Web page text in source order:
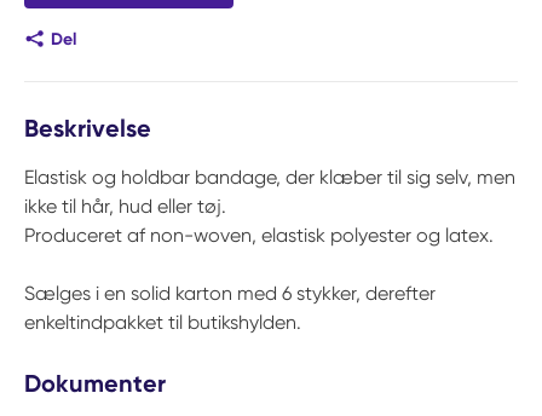
Del
Beskrivelse
Elastisk og holdbar bandage, der klæber til sig selv, men
ikke til hår, hud eller tøj.
Produceret af non-woven, elastisk polyester og latex.
Sælges i en solid karton med 6 stykker, derefter
enkeltindpakket til butikshylden.
Dokumenter